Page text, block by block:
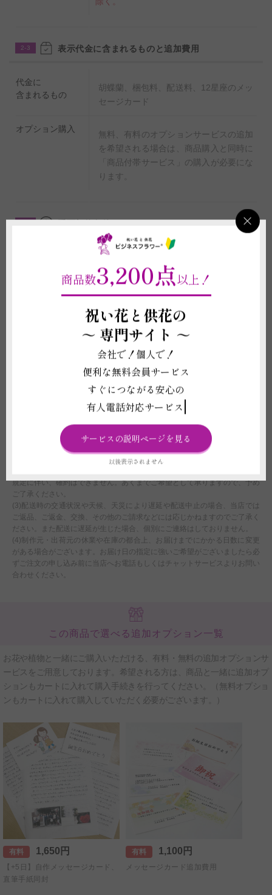
2-3 表示代金に含まれるものと追加費用
代金に
含まれるもの
胡蝶蘭、梱包料、配送料、12星座のメッ
セージカード
オプション購入
無料、有料のオプションサービスの追加
を希望される場合は、商品購入と同時に
「商品付帯サービス」の購入が必要にな
ります。
商品に関わる重要な注意事項
(1)花は形状や色合いが個々で異なります。可能な限り掲載写真に近いもの
をご用意いたしますが、季節や生育状況により花の形状や色味が変動するこ
とがございますので、予めご了承いただきますようお願い申し上げます。
(2)咲いた花に着色をしているため、花は満開の状態でお届けいたします。
蕾が付いている鉢植えの花と比較すると花落ちが早い商品です。
(3)お届け先の気温が0度を下回る場合、また、30度を超える場合は、配送中
ことがございます。強いご希望がございましたら、気温による品質への影響
に責任が持てないことをご了承の上で配送手配をいたします。
ができません。制作開始後に、万が一ご注文をお取り消しされた場合も代金
はご注文者様に全額負担いただきます。
配送に関わる重要な注意事項
(1)平日12:00以降、及び営業時間外または休業日にいただいたご注文につき
ましては、翌営業日をもってご注文を承諾したものとさせていただきます。
規定に伴い、確約はできません。あくまでご希望として承りますので、予め
ご了承ください。
(3)配送時の交通状況や天候、天災により遅延や配送中止の場合、当店では
ご返品、ご返金、交換、その他のご請求などには応じかねますのでご了承く
ださい。また配送に遅延が生じた場合、個別にご連絡はしておりません。
(4)制作元・出荷元の休業や在庫の都合上、お届けまでにかかる日数に変更
がある場合がございます。お届け日の指定に強いご希望がございましたら必
ずご注文の申し込み前に当店へお電話もしくはチャットサービスよりお問い
合わせください。
この商品で選べる追加オプション一覧
お花や植物と一緒にご購入いただける、有料・無料の追加オプションサ
ービスをご用意しております。希望される方は、商品と一緒に追加オプ
ションもカートに入れて購入手続きを行ってください。（無料オプショ
ンもカートに入れて購入していただく必要がございます。）
有料 1,650円
【+5日】自作メッセージカード、
直筆手紙同封
有料 1,100円
メッセージカード追加費用
商品数3,200点以上！
祝い花と供花の
～ 専門サイト ～
会社で！個人で！
便利な無料会員サービス
すぐにつながる安心の
有人電話対応サービス
サービスの説明ページを見る
以後表示されません